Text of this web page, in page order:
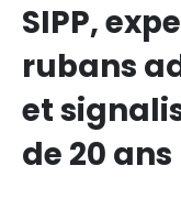
SIPP,
rubans
et
de 20 ans